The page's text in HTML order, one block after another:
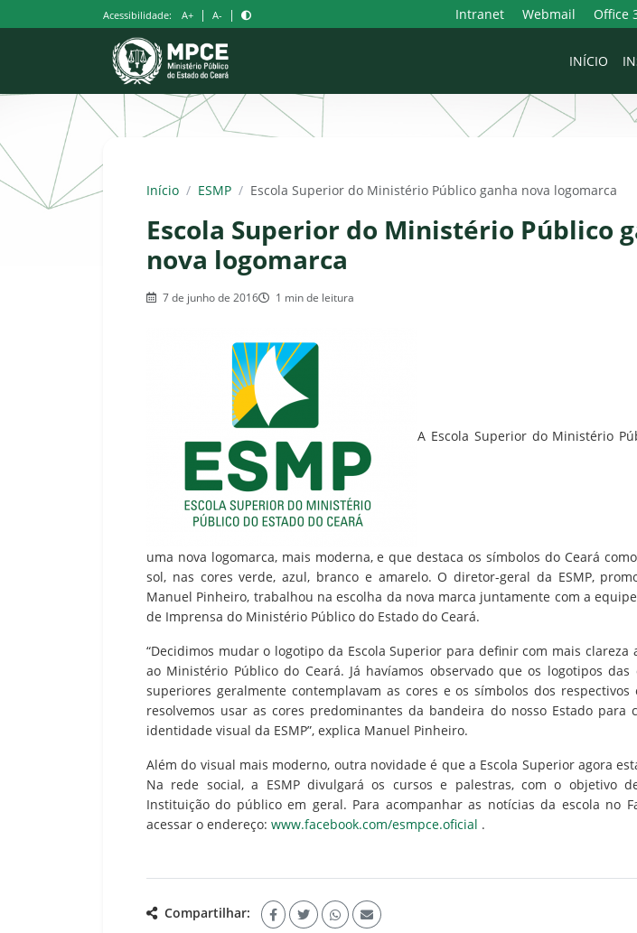
para
Acessibilidade: A+ | A- | Intranet Webmail Office
INÍCIO
Início / ESMP / Escola Superior do Ministério Público ganha nova logomarca
Escola Superior do Ministério Público
nova logomarca
7 de junho de 2016 1 min de leitura
A Escola Superior do Ministério
uma nova logomarca, mais moderna, e que destaca os símbolos do Ceará
sol, nas cores verde, azul, branco e amarelo. O diretor-geral da ESMP,
Manuel Pinheiro, trabalhou na escolha da nova marca juntamente com a
de Imprensa do Ministério Público do Estado do Ceará.
“Decidimos mudar o logotipo da Escola Superior para definir com mais clareza
ao Ministério Público do Ceará. Já havíamos observado que os logotipos das
superiores geralmente contemplavam as cores e os símbolos dos respectivos
resolvemos usar as cores predominantes da bandeira do nosso Estado para
identidade visual da ESMP”, explica Manuel Pinheiro.
Além do visual mais moderno, outra novidade é que a Escola Superior agora
Na rede social, a ESMP divulgará os cursos e palestras, com o objetivo
Instituição do público em geral. Para acompanhar as notícias da escola no
acessar o endereço: www.facebook.com/esmpce.oficial .
Compartilhar: